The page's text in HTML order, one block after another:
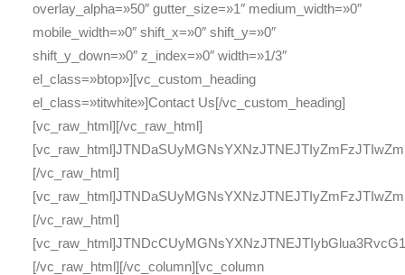
overlay_alpha=»50″ gutter_size=»1″ medium_width=»0″
mobile_width=»0″ shift_x=»0″ shift_y=»0″
shift_y_down=»0″ z_index=»0″ width=»1/3″
el_class=»btop»][vc_custom_heading
el_class=»titwhite»]Contact Us[/vc_custom_heading]
[vc_raw_html][/vc_raw_html]
[/vc_raw_html]
[/vc_raw_html]
[/vc_raw_html][/vc_column][vc_column